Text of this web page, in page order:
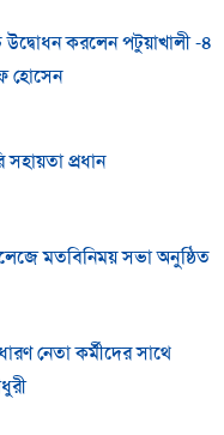
করলেন পটুয়াখালী -৪
হোসেন
প্রধান
মতবিনিময় সভা অনুষ্ঠিত
নেতা কর্মীদের সাথে